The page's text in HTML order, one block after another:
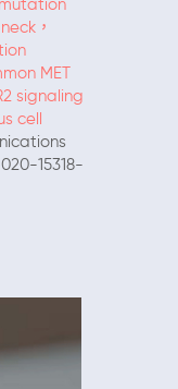
，
MET
signaling
cell
15318-